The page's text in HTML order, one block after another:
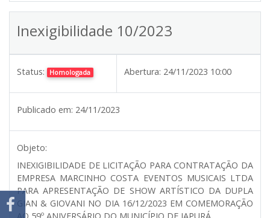
Inexigibilidade 10/2023
Status: Homologada Abertura: 24/11/2023 10:00
Publicado em: 24/11/2023
Objeto:
INEXIGIBILIDADE DE LICITAÇÃO PARA CONTRATAÇÃO DA
EMPRESA MARCINHO COSTA EVENTOS MUSICAIS LTDA
PARA APRESENTAÇÃO DE SHOW ARTÍSTICO DA DUPLA
GIAN & GIOVANI NO DIA 16/12/2023 EM COMEMORAÇÃO